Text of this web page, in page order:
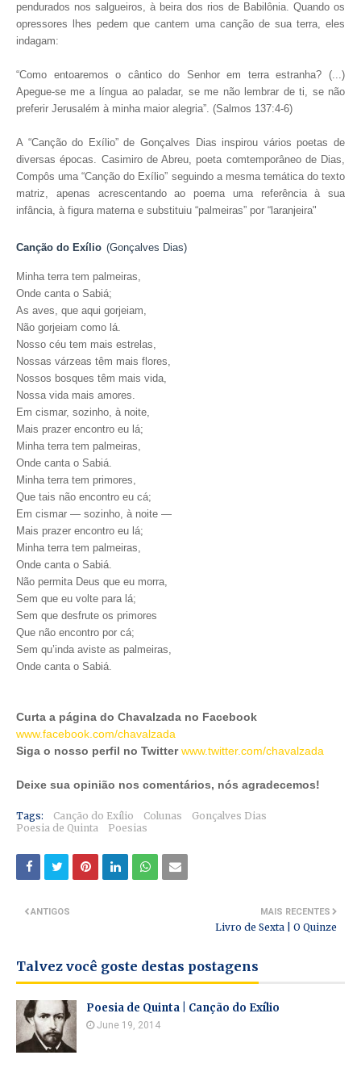
pendurados nos salgueiros, à beira dos rios de Babilônia. Quando os
opressores lhes pedem que cantem uma canção de sua terra, eles
indagam:
“Como entoaremos o cântico do Senhor em terra estranha? (...)
Apegue-se me a língua ao paladar, se me não lembrar de ti, se não
preferir Jerusalém à minha maior alegria”. (Salmos 137:4-6)
A “Canção do Exílio” de Gonçalves Dias inspirou vários poetas de
diversas épocas. Casimiro de Abreu, poeta comtemporâneo de Dias,
Compôs uma “Canção do Exílio” seguindo a mesma temática do texto
matriz, apenas acrescentando ao poema uma referência à sua
infância, à figura materna e substituiu “palmeiras” por “laranjeira"
Canção do Exílio (Gonçalves Dias)
Minha terra tem palmeiras,
Onde canta o Sabiá;
As aves, que aqui gorjeiam,
Não gorjeiam como lá.
Nosso céu tem mais estrelas,
Nossas várzeas têm mais flores,
Nossos bosques têm mais vida,
Nossa vida mais amores.
Em cismar, sozinho, à noite,
Mais prazer encontro eu lá;
Minha terra tem palmeiras,
Onde canta o Sabiá.
Minha terra tem primores,
Que tais não encontro eu cá;
Em cismar — sozinho, à noite —
Mais prazer encontro eu lá;
Minha terra tem palmeiras,
Onde canta o Sabiá.
Não permita Deus que eu morra,
Sem que eu volte para lá;
Sem que desfrute os primores
Que não encontro por cá;
Sem qu’inda aviste as palmeiras,
Onde canta o Sabiá.
Curta a página do Chavalzada no Facebook
www.facebook.com/chavalzada
Siga o nosso perfil no Twitter www.twitter.com/chavalzada
Deixe sua opinião nos comentários, nós agradecemos!
Tags: Canção do Exílio Colunas
Gonçalves Dias
Poesia de Quinta
Poesias
MAIS RECENTES
Livro de Sexta | O Quinze
ANTIGOS
Talvez você goste destas postagens
Poesia de Quinta | Canção do Exílio
June 19, 2014